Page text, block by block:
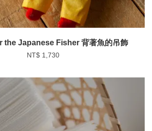
the Japanese Fisher 背著魚的吊飾
NT$ 1,730